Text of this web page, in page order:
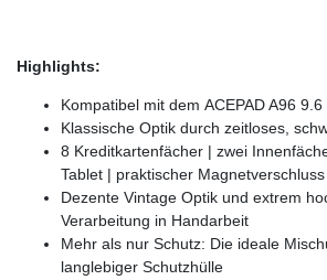
Highlights:
Kompatibel mit dem ACEPAD A96 9.6
Klassische Optik durch zeitloses,
8 Kreditkartenfächer | zwei
Tablet | praktischer Magnetverschluss
Dezente Vintage Optik und extrem
Verarbeitung in Handarbeit
Mehr als nur Schutz: Die ideale
langlebiger Schutzhülle